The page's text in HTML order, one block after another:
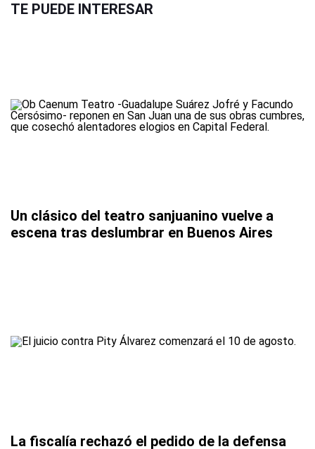
TE PUEDE INTERESAR
Un clásico del teatro sanjuanino vuelve a
escena tras deslumbrar en Buenos Aires
La fiscalía rechazó el pedido de la defensa